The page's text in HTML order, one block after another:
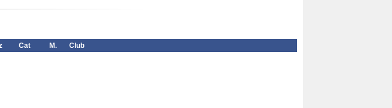
Cat M. Club